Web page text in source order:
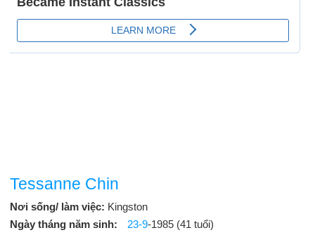
Tessanne Chin
Nơi sống/ làm việc: Kingston
Ngày tháng năm sinh:
23-9-1985 (41 tuổi)